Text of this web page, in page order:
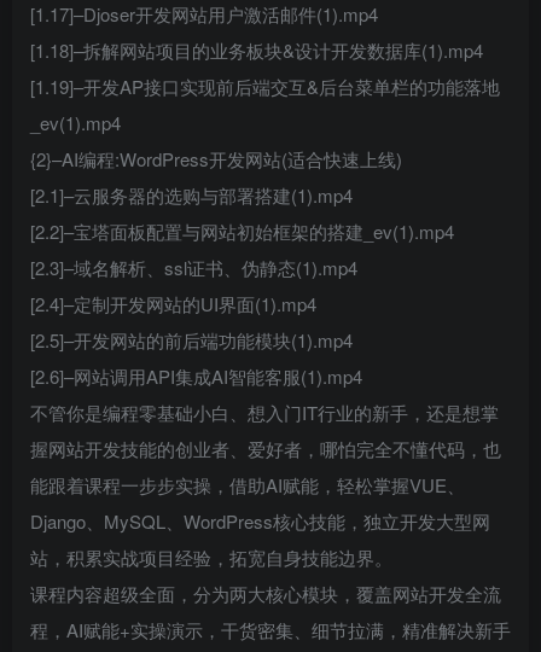
[1.17]–Djoser开发网站用户激活邮件(1).mp4
[1.18]–拆解网站项目的业务板块&设计开发数据库(1).mp4
[1.19]–开发AP接口实现前后端交互&后台菜单栏的功能落地
_ev(1).mp4
{2}–AI编程:WordPress开发网站(适合快速上线)
[2.1]–云服务器的选购与部署搭建(1).mp4
[2.2]–宝塔面板配置与网站初始框架的搭建_ev(1).mp4
[2.3]–域名解析、ssl证书、伪静态(1).mp4
[2.4]–定制开发网站的UI界面(1).mp4
[2.5]–开发网站的前后端功能模块(1).mp4
[2.6]–网站调用API集成AI智能客服(1).mp4
不管你是编程零基础小白、想入门IT行业的新手，还是想掌
握网站开发技能的创业者、爱好者，哪怕完全不懂代码，也
能跟着课程一步步实操，借助AI赋能，轻松掌握VUE、
Django、MySQL、WordPress核心技能，独立开发大型网
站，积累实战项目经验，拓宽自身技能边界。​
课程内容超级全面，分为两大核心模块，覆盖网站开发全流
程，AI赋能+实操演示，干货密集、细节拉满，精准解决新手